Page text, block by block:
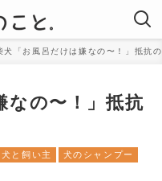
犬「お風呂だけは嫌なの〜！」抵抗
なの〜！」抵抗
犬と飼い主 犬のシャンプー